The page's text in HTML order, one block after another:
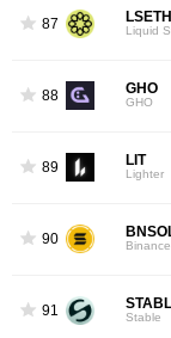
87 LSETH
Liquid
88 GHO
GHO
89 LIT
Lighter
90
91 Stable